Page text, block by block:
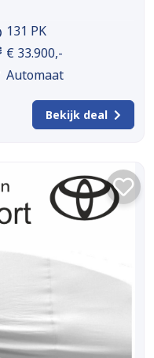
131 PK
€ 33.900,-
Automaat
Bekijk deal